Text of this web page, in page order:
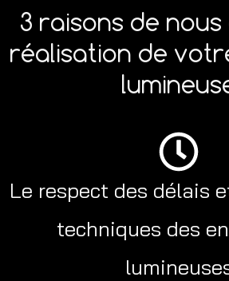
3 raisons de
réalisation de
Le respect des délais
techniques des